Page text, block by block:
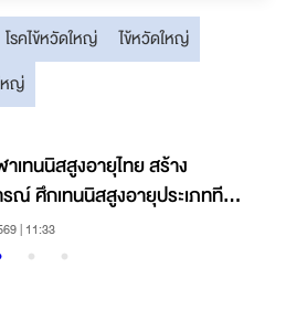
โรคไข้หวัดใหญ่
ไข้หวัดใหญ่
หญ่
เทนนิสสูงอายุไทย สร้าง
ณ์ ศึกเทนนิสสูงอายุประเภททีม
เทศไทย 2569
| 11:33